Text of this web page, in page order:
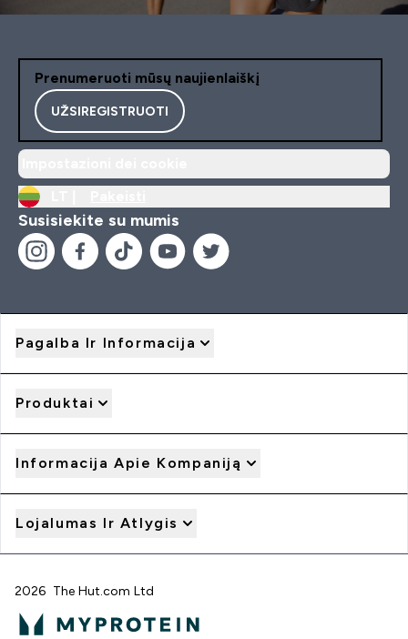
Prenumeruoti mūsų naujienlaiškį
UŽSIREGISTRUOTI
Susisiekite su mumis
Pagalba Ir Informacija
Produktai
Informacija Apie Kompaniją
Lojalumas Ir Atlygis
2026 The Hut.com Ltd